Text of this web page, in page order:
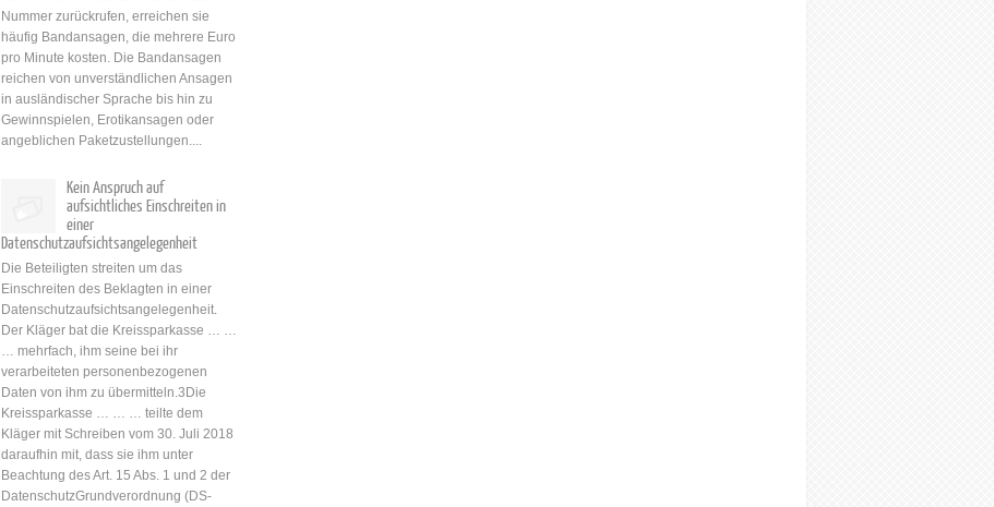
Nummer zurückrufen, erreichen sie
häufig Bandansagen, die mehrere Euro
pro Minute kosten. Die Bandansagen
reichen von unverständlichen Ansagen
in ausländischer Sprache bis hin zu
Gewinnspielen, Erotikansagen oder
angeblichen Paketzustellungen....
Kein Anspruch auf
aufsichtliches Einschreiten in
einer
Datenschutzaufsichtsangelegenheit
Die Beteiligten streiten um das
Einschreiten des Beklagten in einer
Datenschutzaufsichtsangelegenheit.
Der Kläger bat die Kreissparkasse … …
… mehrfach, ihm seine bei ihr
verarbeiteten personenbezogenen
Daten von ihm zu übermitteln.3Die
Kreissparkasse … … … teilte dem
Kläger mit Schreiben vom 30. Juli 2018
daraufhin mit, dass sie ihm unter
Beachtung des Art. 15 Abs. 1 und 2 der
DatenschutzGrundverordnung (DS-